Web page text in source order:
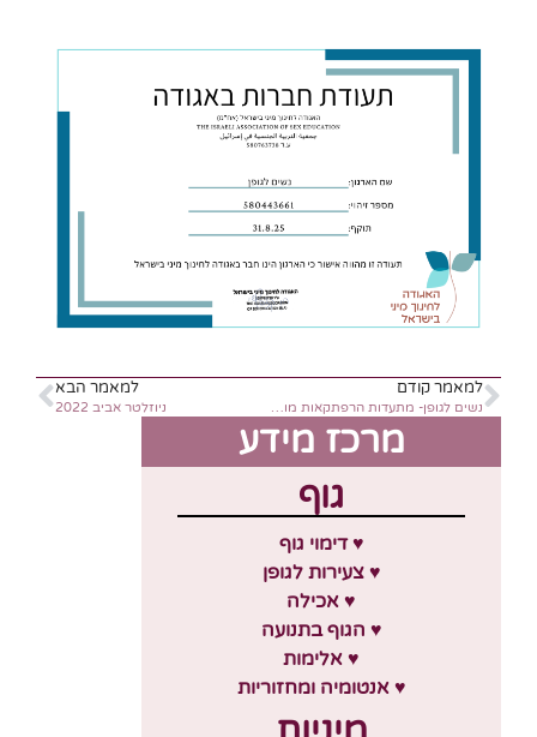
למאמר קודם
נשים לגופן- מתעדות הרפתקאות מורכבות של נשיות/ ננסי שטרייכמן
למאמר הבא
ניוזלטר אביב 2022
מרכז מידע
גוף
♥ דימוי גוף
♥ צעירות לגופן
♥ אכילה
♥ הגוף בתנועה
♥ אלימות
♥ אנטומיה ומחזוריות